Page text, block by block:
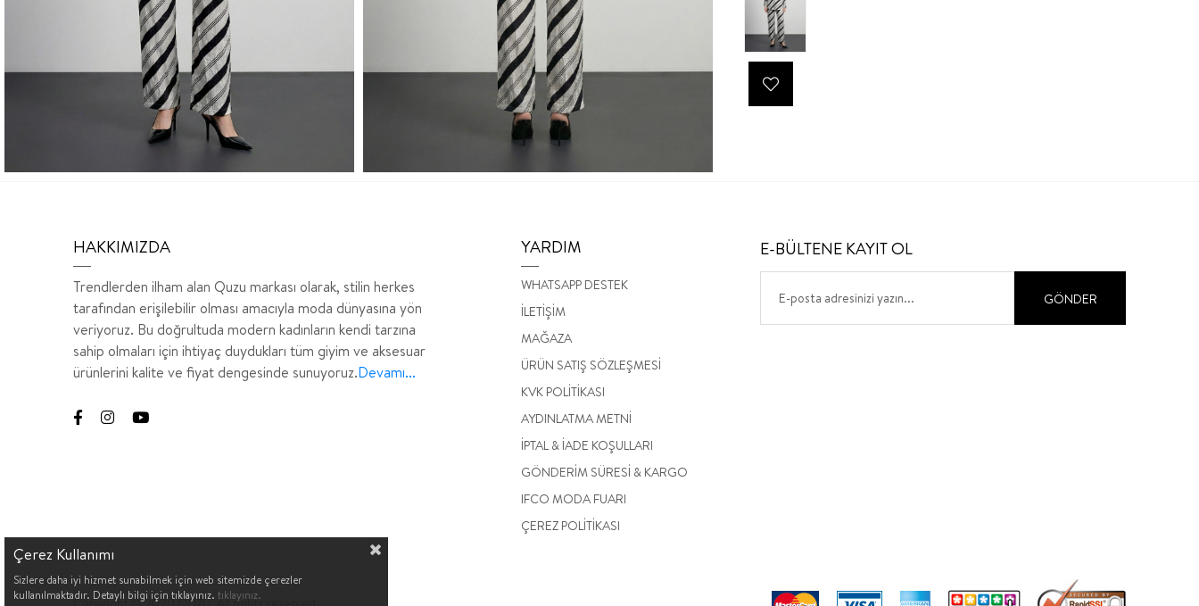
HAKKIMIZDA
Trendlerden ilham alan Quzu markası olarak, stilin herkes
tarafından erişilebilir olması amacıyla moda dünyasına yön
veriyoruz. Bu doğrultuda modern kadınların kendi tarzına
sahip olmaları için ihtiyaç duydukları tüm giyim ve aksesuar
ürünlerini kalite ve fiyat dengesinde sunuyoruz.Devamı...
YARDIM
WHATSAPP DESTEK
İLETİŞİM
MAĞAZA
ÜRÜN SATIŞ SÖZLEŞMESİ
KVK POLİTİKASI
AYDINLATMA METNİ
İPTAL & İADE KOŞULLARI
GÖNDERİM SÜRESİ & KARGO
IFCO MODA FUARI
ÇEREZ POLİTİKASI
E-BÜLTENE KAYIT OL
GÖNDER
Çerez Kullanımı
Sizlere daha iyi hizmet sunabilmek için web sitemizde çerezler
kullanılmaktadır. Detaylı bilgi için tıklayınız. tıklayınız.